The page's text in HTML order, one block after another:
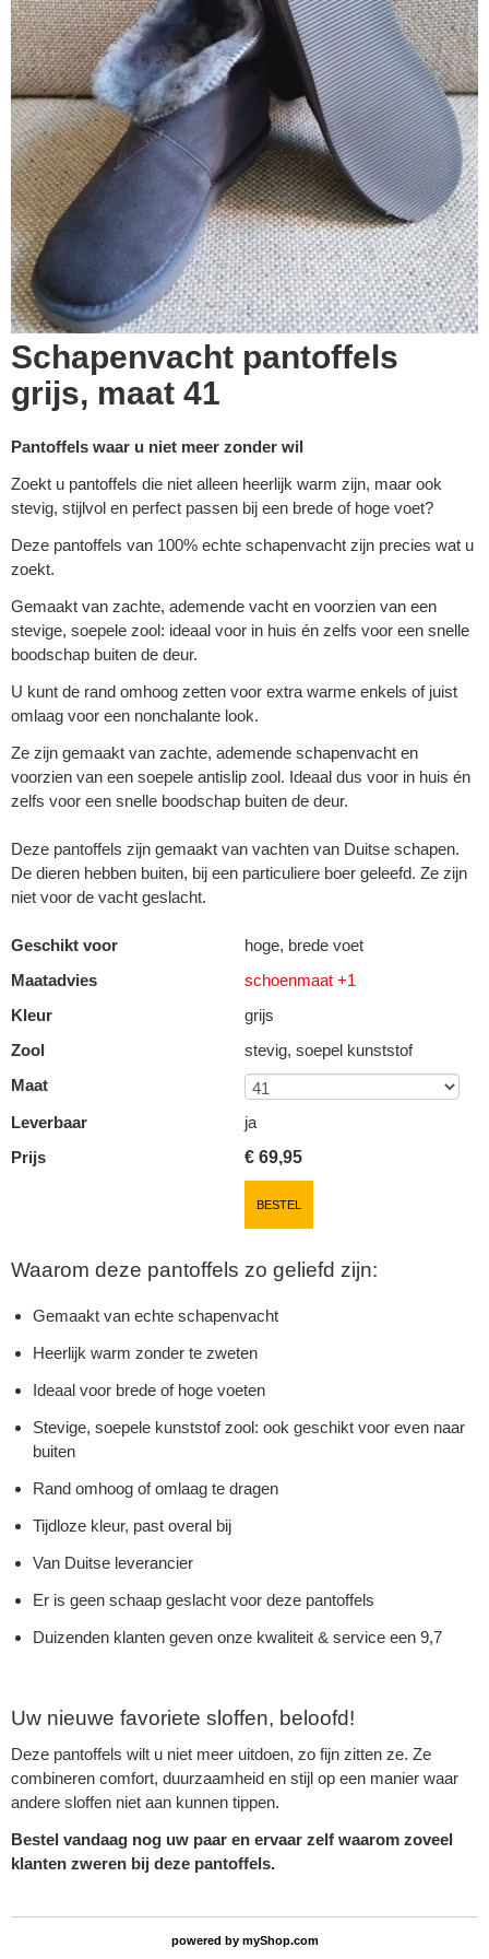
Schapenvacht pantoffels
grijs, maat 41
Pantoffels waar u niet meer zonder wil
Zoekt u pantoffels die niet alleen heerlijk warm zijn, maar ook
stevig, stijlvol en perfect passen bij een brede of hoge voet?
Deze pantoffels van 100% echte schapenvacht zijn precies wat u
zoekt.
Gemaakt van zachte, ademende vacht en voorzien van een
stevige, soepele zool: ideaal voor in huis én zelfs voor een snelle
boodschap buiten de deur.
U kunt de rand omhoog zetten voor extra warme enkels of juist
omlaag voor een nonchalante look.
Ze zijn gemaakt van zachte, ademende schapenvacht en
voorzien van een soepele antislip zool. Ideaal dus voor in huis én
zelfs voor een snelle boodschap buiten de deur.
Deze pantoffels zijn gemaakt van vachten van Duitse schapen.
De dieren hebben buiten, bij een particuliere boer geleefd. Ze zijn
niet voor de vacht geslacht.
Geschikt voor
hoge, brede voet
Maatadvies
schoenmaat +1
Kleur
grijs
Zool
stevig, soepel kunststof
Maat
Leverbaar
ja
Prijs
€ 69,95
BESTEL
Waarom deze pantoffels zo geliefd zijn:
Gemaakt van echte schapenvacht
Heerlijk warm zonder te zweten
Ideaal voor brede of hoge voeten
Stevige, soepele kunststof zool: ook geschikt voor even naar
buiten
Rand omhoog of omlaag te dragen
Tijdloze kleur, past overal bij
Van Duitse leverancier
Er is geen schaap geslacht voor deze pantoffels
Duizenden klanten geven onze kwaliteit & service een 9,7
Uw nieuwe favoriete sloffen, beloofd!
Deze pantoffels wilt u niet meer uitdoen, zo fijn zitten ze. Ze
combineren comfort, duurzaamheid en stijl op een manier waar
andere sloffen niet aan kunnen tippen.
Bestel vandaag nog uw paar en ervaar zelf waarom zoveel
klanten zweren bij deze pantoffels.
powered by myShop.com